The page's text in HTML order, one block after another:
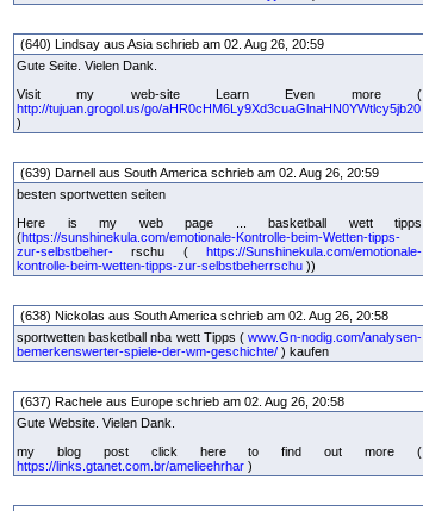
(640) Lindsay aus Asia schrieb am 02. Aug 26, 20:59
Gute Seite. Vielen Dank.
Visit my web-site Learn Even more (
http://tujuan.grogol.us/go/aHR0cHM6Ly9Xd3cuaGlnaHN0YWtlcy5jb20
)
(639) Darnell aus South America schrieb am 02. Aug 26, 20:59
besten sportwetten seiten
Here is my web page ... basketball wett tipps
(https://sunshinekula.com/emotionale-Kontrolle-beim-Wetten-tipps-
zur-selbstbeher- rschu ( https://Sunshinekula.com/emotionale-
kontrolle-beim-wetten-tipps-zur-selbstbeherrschu ))
(638) Nickolas aus South America schrieb am 02. Aug 26, 20:58
sportwetten basketball nba wett Tipps ( www.Gn-nodig.com/analysen-
bemerkenswerter-spiele-der-wm-geschichte/ ) kaufen
(637) Rachele aus Europe schrieb am 02. Aug 26, 20:58
Gute Website. Vielen Dank.
my blog post click here to find out more (
https://links.gtanet.com.br/amelieehrhar )